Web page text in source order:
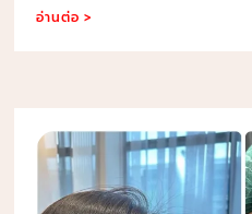
อ่านต่อ >